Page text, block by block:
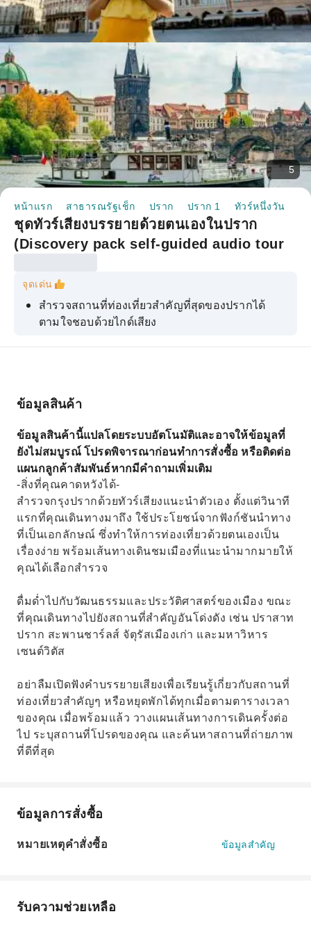
5
หน้าแรก สาธารณรัฐเช็ก ปราก ปราก 1 ทัวร์หนึ่งวัน
ชุดทัวร์เสียงบรรยายด้วยตนเองในปราก
(Discovery pack self-guided audio tour
จุดเด่น
สำรวจสถานที่ท่องเที่ยวสำคัญที่สุดของปรากได้
ตามใจชอบด้วยไกด์เสียง
ข้อมูลสินค้า
ข้อมูลสินค้านี้แปลโดยระบบอัตโนมัติและอาจให้ข้อมูลที่
ยังไม่สมบูรณ์ โปรดพิจารณาก่อนทำการสั่งซื้อ หรือติดต่อ
แผนกลูกค้าสัมพันธ์หากมีคำถามเพิ่มเติม
-สิ่งที่คุณคาดหวังได้-
สำรวจกรุงปรากด้วยทัวร์เสียงแนะนำตัวเอง ตั้งแต่วินาที
แรกที่คุณเดินทางมาถึง ใช้ประโยชน์จากฟังก์ชันนำทาง
ที่เป็นเอกลักษณ์ ซึ่งทำให้การท่องเที่ยวด้วยตนเองเป็น
เรื่องง่าย พร้อมเส้นทางเดินชมเมืองที่แนะนำมากมายให้
คุณได้เลือกสำรวจ
ดื่มด่ำไปกับวัฒนธรรมและประวัติศาสตร์ของเมือง ขณะ
ที่คุณเดินทางไปยังสถานที่สำคัญอันโด่งดัง เช่น ปราสาท
ปราก สะพานชาร์ลส์ จัตุรัสเมืองเก่า และมหาวิหาร
เซนต์วิตัส
อย่าลืมเปิดฟังคำบรรยายเสียงเพื่อเรียนรู้เกี่ยวกับสถานที่
ท่องเที่ยวสำคัญๆ หรือหยุดพักได้ทุกเมื่อตามตารางเวลา
ของคุณ เมื่อพร้อมแล้ว วางแผนเส้นทางการเดินครั้งต่อ
ไป ระบุสถานที่โปรดของคุณ และค้นหาสถานที่ถ่ายภาพ
ที่ดีที่สุด
ข้อมูลการสั่งซื้อ
หมายเหตุคำสั่งซื้อ ข้อมูลสำคัญ
รับความช่วยเหลือ